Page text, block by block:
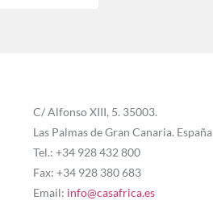
C/ Alfonso XIII, 5. 35003.
Las Palmas de Gran Canaria. España
Tel.: +34 928 432 800
Fax: +34 928 380 683
Email: info@casafrica.es